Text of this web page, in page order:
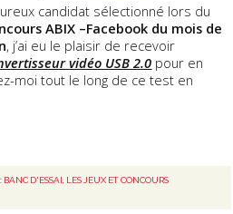
candidat sélectionné lors du
ABIX –Facebook du mois de
, j’ai eu le plaisir de recevoir
vidéo USB 2.0 pour en
moi tout le long de ce test en
BANC D'ESSAI LES JEUX ET CONCOURS